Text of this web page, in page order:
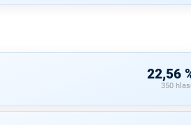
22,56
350